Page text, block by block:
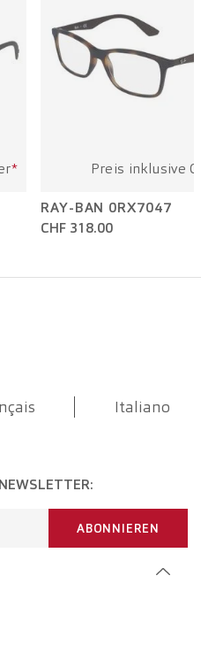
* Preis inklusive
RAY-BAN 0RX7047
CHF 318.00
Italiano
ABONNIEREN